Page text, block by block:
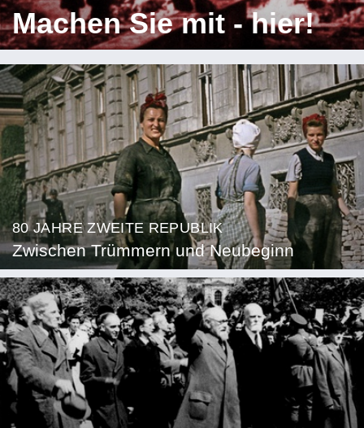
Machen Sie mit - hier!
80 JAHRE ZWEITE REPUBLIK
Zwischen Trümmern und Neubeginn